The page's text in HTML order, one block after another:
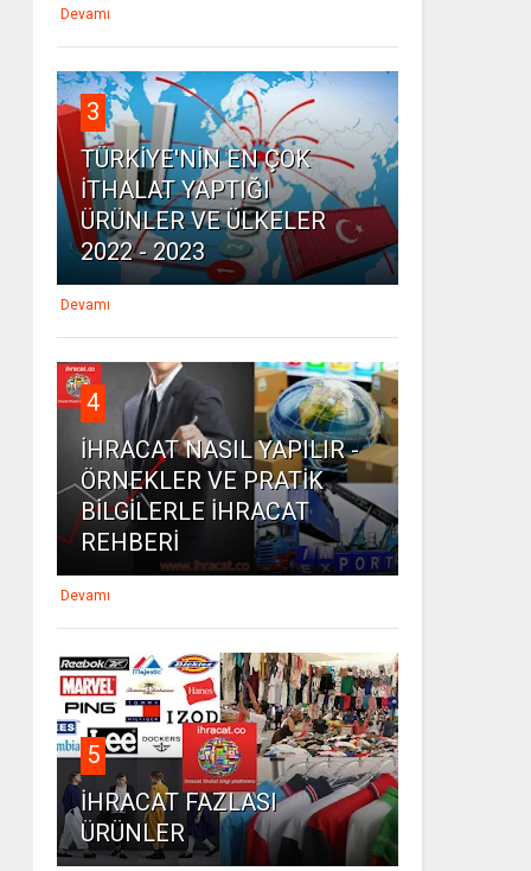
Devamı
3
TÜRKİYE'NİN EN ÇOK
İTHALAT YAPTIĞI
ÜRÜNLER VE ÜLKELER
2022 - 2023
Devamı
4
İHRACAT NASIL YAPILIR -
ÖRNEKLER VE PRATİK
BİLGİLERLE İHRACAT
REHBERİ
Devamı
5
İHRACAT FAZLASI
ÜRÜNLER